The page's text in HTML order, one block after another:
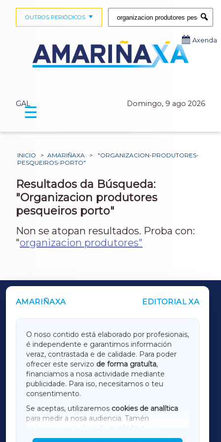
GAL Domingo, 9 ago 2026
OUTROS PERIÓDICOS
Axenda
☰
INICIO > AMARIÑAXA >
"ORGANIZACION-PRODUTORES-
PESQUEIROS-PORTO"
Resultados da Búsqueda:
"Organizacion produtores
pesqueiros porto"
Non se atopan resultados. Proba con:
"organizacion produtores"
AMARIÑAXA EDITORIAL XA
O noso contido está elaborado por profesionais,
é independente e garantimos información
veraz, contrastada e de calidade. Para poder
ofrecer este servizo de forma gratuíta,
financiamos a nosa actividade mediante
publicidade. Para iso, necesitamos o teu
consentimento.
Se aceptas, utilizaremos cookies de analítica
para medir a nosa audiencia. Tamén
utilizaremos
cookies de marketing
mostrar publicidade de terceiros.
OUTROS PERIÓDICOS
LUGOXA
TERRACHAXA
AMARIÑAXA